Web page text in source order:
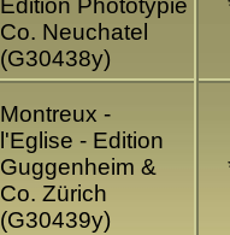
Edition Phototypie
Co. Neuchatel
(G30438y)
Montreux -
l'Eglise - Edition
Guggenheim &
Co. Zürich
(G30439y)